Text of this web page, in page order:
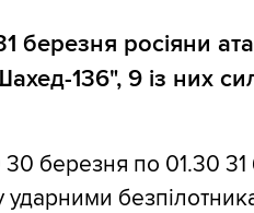
березня росіяни
136", 9 із них
30 березня по 01.30
ударними